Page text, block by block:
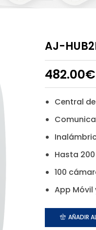
AJ-
482.00€
Central
Hasta
100
App Móvil
AÑADIR